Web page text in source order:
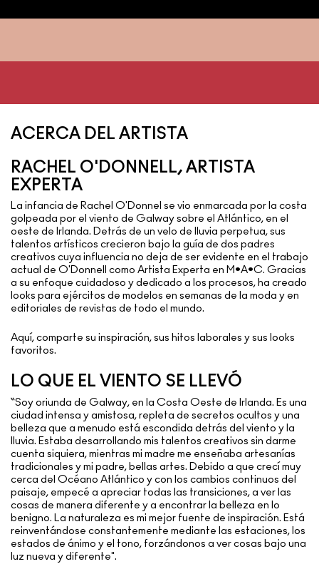
ACERCA DEL ARTISTA
RACHEL O'DONNELL, ARTISTA
EXPERTA
La infancia de Rachel O'Donnel se vio enmarcada por la costa
golpeada por el viento de Galway sobre el Atlántico, en el
oeste de Irlanda. Detrás de un velo de lluvia perpetua, sus
talentos artísticos crecieron bajo la guía de dos padres
creativos cuya influencia no deja de ser evidente en el trabajo
actual de O'Donnell como Artista Experta en M•A•C. Gracias
a su enfoque cuidadoso y dedicado a los procesos, ha creado
looks para ejércitos de modelos en semanas de la moda y en
editoriales de revistas de todo el mundo.
Aquí, comparte su inspiración, sus hitos laborales y sus looks
favoritos.
LO QUE EL VIENTO SE LLEVÓ
“Soy oriunda de Galway, en la Costa Oeste de Irlanda. Es una
ciudad intensa y amistosa, repleta de secretos ocultos y una
belleza que a menudo está escondida detrás del viento y la
lluvia. Estaba desarrollando mis talentos creativos sin darme
cuenta siquiera, mientras mi madre me enseñaba artesanías
tradicionales y mi padre, bellas artes. Debido a que crecí muy
cerca del Océano Atlántico y con los cambios continuos del
paisaje, empecé a apreciar todas las transiciones, a ver las
cosas de manera diferente y a encontrar la belleza en lo
benigno. La naturaleza es mi mejor fuente de inspiración. Está
reinventándose constantemente mediante las estaciones, los
estados de ánimo y el tono, forzándonos a ver cosas bajo una
luz nueva y diferente".